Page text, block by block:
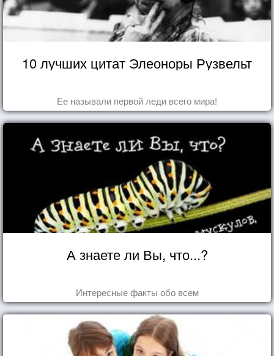
10 лучших цитат Элеоноры Рузвельт
Ее называли первой леди всего мира!
А знаете ли Вы, что...?
Интересные факты обо всем